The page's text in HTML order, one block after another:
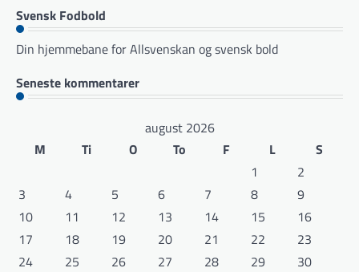
Svensk Fodbold
Din hjemmebane for Allsvenskan og svensk bold
Seneste kommentarer
august 2026
M
Ti O To F L
S
1
2
3
4 5 6 7 8
9
10
11 12 13 14 15
16
17
18 19 20 21 22
23
24
25 26 27 28 29
30